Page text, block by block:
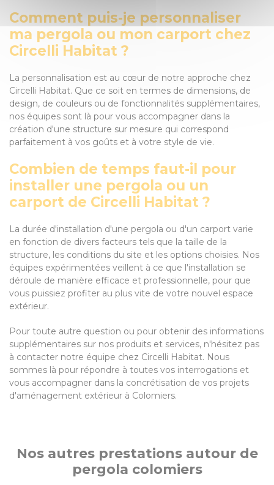
Comment puis-je personnaliser
ma pergola ou mon carport chez
Circelli Habitat ?
La personnalisation est au cœur de notre approche chez
Circelli Habitat. Que ce soit en termes de dimensions, de
design, de couleurs ou de fonctionnalités supplémentaires,
nos équipes sont là pour vous accompagner dans la
création d'une structure sur mesure qui correspond
parfaitement à vos goûts et à votre style de vie.
Combien de temps faut-il pour
installer une pergola ou un
carport de Circelli Habitat ?
La durée d'installation d'une pergola ou d'un carport varie
en fonction de divers facteurs tels que la taille de la
structure, les conditions du site et les options choisies. Nos
équipes expérimentées veillent à ce que l'installation se
déroule de manière efficace et professionnelle, pour que
vous puissiez profiter au plus vite de votre nouvel espace
extérieur.
Pour toute autre question ou pour obtenir des informations
supplémentaires sur nos produits et services, n'hésitez pas
à contacter notre équipe chez Circelli Habitat. Nous
sommes là pour répondre à toutes vos interrogations et
vous accompagner dans la concrétisation de vos projets
d'aménagement extérieur à Colomiers.
Nos autres prestations autour de
pergola colomiers